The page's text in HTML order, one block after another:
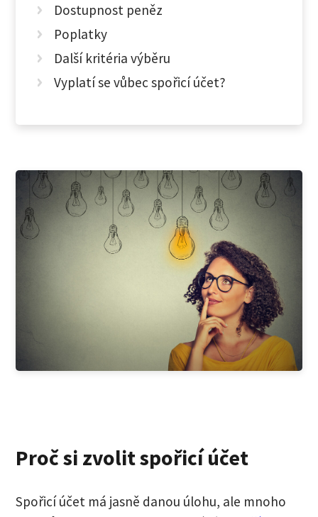
Dostupnost peněz
Poplatky
Další kritéria výběru
Vyplatí se vůbec spořicí účet?
Proč si zvolit spořicí účet
Spořicí účet má jasně danou úlohu, ale mnoho